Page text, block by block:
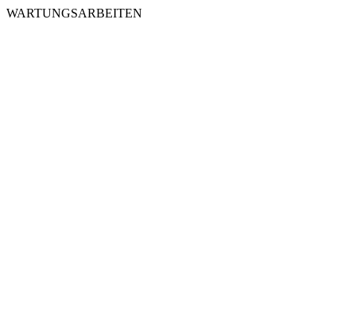
WARTUNGSARBEITEN